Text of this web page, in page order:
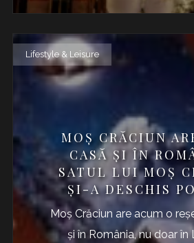
Lifestyle & Leisure
MOȘ CRĂCIUN
CASĂ ȘI ÎN
SATUL LUI MOȘ
ȘI-A DESCHIS
Moș Crăciun are acum o
și în România, nu doar în